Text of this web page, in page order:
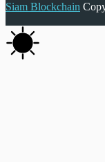
Siam Blockchain